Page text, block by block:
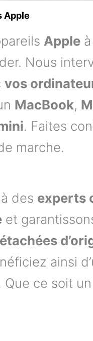
Apple
Apple
Nous
vos
MacBook,
. Faites
marche.
à des experts
et
ainsi
ce soit